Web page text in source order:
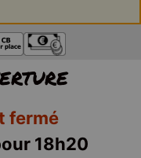
fermé
18h20